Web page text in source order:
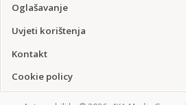
Oglašavanje
Uvjeti korištenja
Kontakt
Cookie policy